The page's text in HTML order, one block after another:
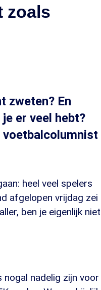
zoals
zweten? En
er veel hebt?
voetbalcolumnist
heel veel spelers
afgelopen vrijdag zei
ben je eigenlijk niet
nadelig zijn voor